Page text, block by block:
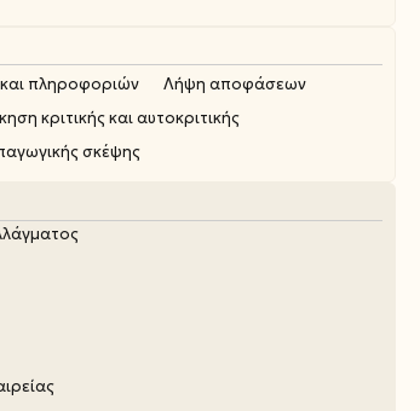
πληροφοριών
Λήψη αποφάσεων
κριτικής και αυτοκριτικής
σκέψης